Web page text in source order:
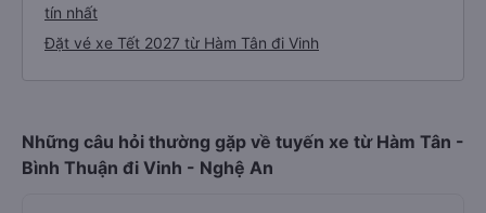
tín nhất
Đặt vé xe Tết 2027 từ Hàm Tân đi Vinh
Những câu hỏi thường gặp về tuyến xe từ Hàm Tân -
Bình Thuận đi Vinh - Nghệ An